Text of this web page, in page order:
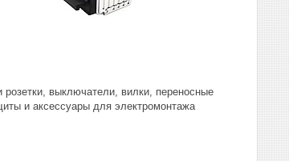
выключатели, вилки, переносные
и аксессуары для электромонтажа